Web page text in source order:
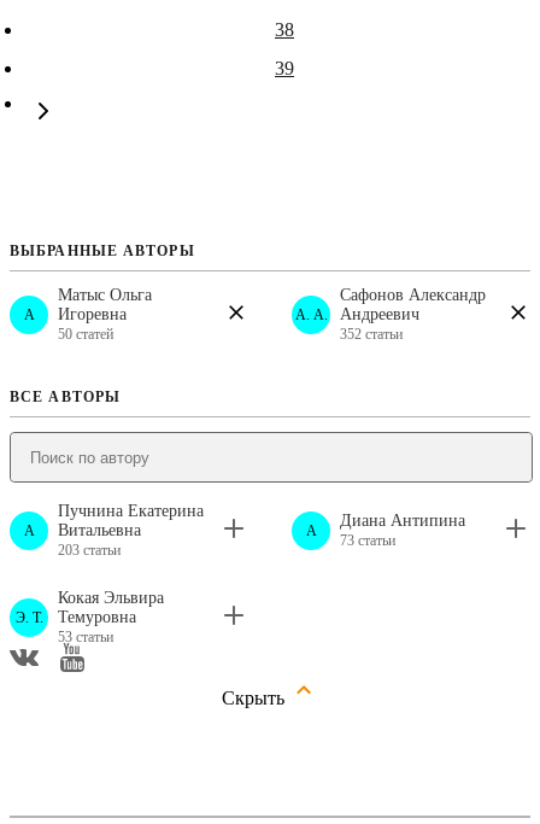
38
39
ВЫБРАННЫЕ АВТОРЫ
A
Матыс Ольга
Игоревна
50 статей
А. А.
Сафонов Александр
Андреевич
352 статьи
ВСЕ АВТОРЫ
A
Пучнина Екатерина
Витальевна
203 статьи
A
Диана Антипина
73 статьи
Э. Т.
Кокая Эльвира
Темуровна
53 статьи
Скрыть